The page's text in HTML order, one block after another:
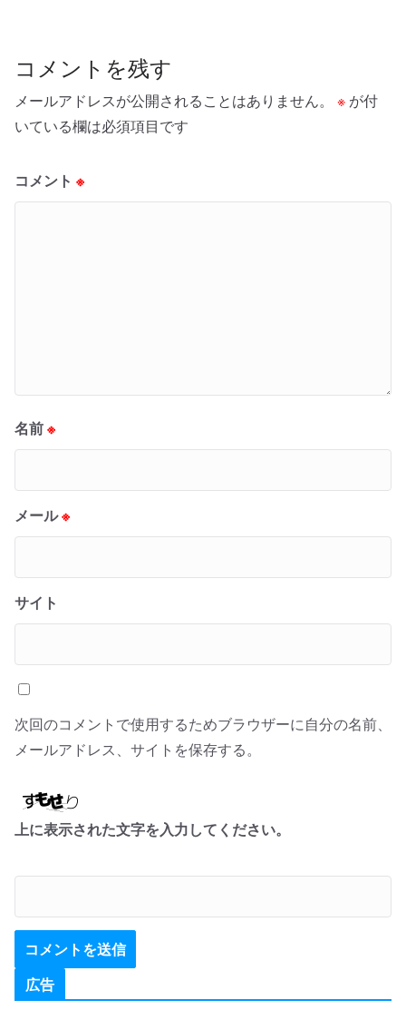
コメントを残す
メールアドレスが公開されることはありません。 ※ が付
いている欄は必須項目です
コメント ※
名前 ※
メール※
サイト
次回のコメントで使用するためブラウザーに自分の名前、
メールアドレス、サイトを保存する。
上に表示された文字を入力してください。
広告